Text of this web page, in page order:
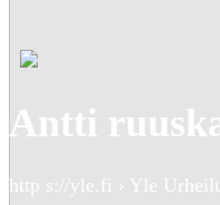
Antti
http s://yle.fi › Yle